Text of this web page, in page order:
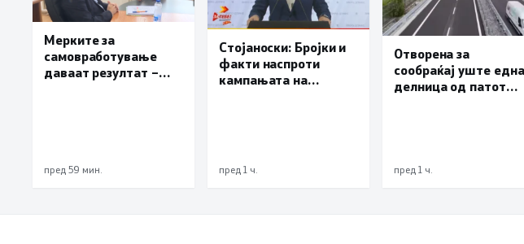
Мерките за
самовработување
даваат резултат –
пред 59 мин.
Стојаноски: Бројки и
факти наспроти
кампањата на
пред 1 ч.
Отворена за
сообраќај уште една
делница од патот
пред 1 ч.